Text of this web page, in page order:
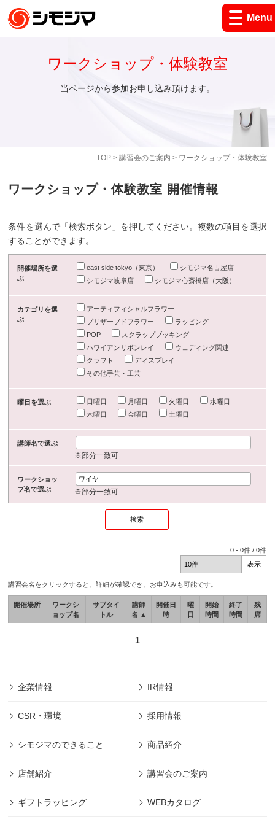
Menu
TOP> 講習会のご案内 > ワークショップ・体験教室
ワークショップ・体験教室
当ページから参加お申し込み頂けます。
ワークショップ・体験教室 開催情報
条件を選んで「検索ボタン」を押してください。複数の項目を選択
することができます。
開催場所を選
ぶ
east side tokyo（東京）
シモジマ名古屋店
シモジマ岐阜店
シモジマ心斎橋店（大阪）
カテゴリを選
ぶ
アーティフィシャルフラワー
プリザーブドフラワー
ラッピング
POP
スクラップブッキング
ハワイアンリボンレイ
ウェディング関連
クラフト
ディスプレイ
その他手芸・工芸
曜日を選ぶ 日曜日 月曜日 火曜日
水曜日
木曜日
金曜日 土曜日
講師名で選ぶ
※部分一致可
ワークショッ
プ名で選ぶ
※部分一致可
0 -0件 /0件
講習会名をクリックすると、詳細が確認でき、お申込みも可能です。
開催場所
ワークシ
ョップ名
サブタイ
トル
講師
名 ▲
開催日
時
曜
日
開始
時間
終了
時間
残
席
1
企業情報 IR情報
CSR・環境 採用情報
シモジマのできること 商品紹介
店舗紹介 講習会のご案内
ギフトラッピング WEBカタログ